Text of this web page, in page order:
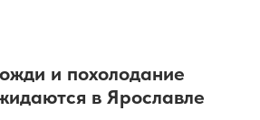
и похолодание
в Ярославле